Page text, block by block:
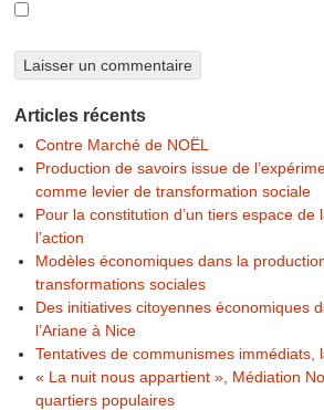
Articles récents
Contre Marché de NOËL
Production de savoirs issue de
comme levier de transformation sociale
Pour la constitution d’un tiers espace de
l’action
Modèles économiques dans la
transformations sociales
Des initiatives citoyennes économiques
l’Ariane à Nice
Tentatives de communismes immédiats,
« La nuit nous appartient », Médiation
quartiers populaires